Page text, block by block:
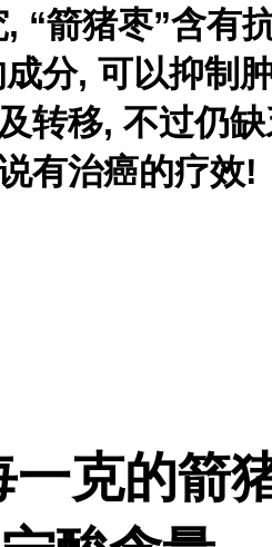
“箭猪枣”含有
分, 可以抑制
转移, 不过仍
有治癌的疗效!
克的箭